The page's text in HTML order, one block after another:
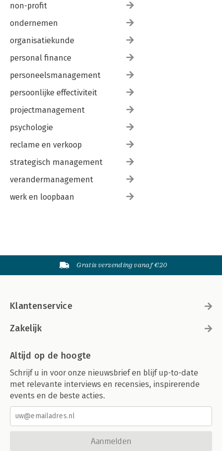
non-profit
ondernemen
organisatiekunde
personal finance
personeelsmanagement
persoonlijke effectiviteit
projectmanagement
psychologie
reclame en verkoop
strategisch management
verandermanagement
werk en loopbaan
Gratis verzending vanaf €20
Klantenservice
Zakelijk
Altijd op de hoogte
Schrijf u in voor onze nieuwsbrief en blijf up-to-date
met relevante interviews en recensies, inspirerende
events en de beste acties.
Aanmelden